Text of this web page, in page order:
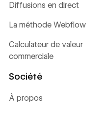
Diffusions en direct
La méthode Webflow
Calculateur de valeur
commerciale
Société
À propos